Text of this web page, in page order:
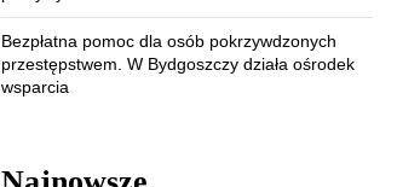
Bezpłatna pomoc dla osób pokrzywdzonych
przestępstwem. W Bydgoszczy działa ośrodek
wsparcia